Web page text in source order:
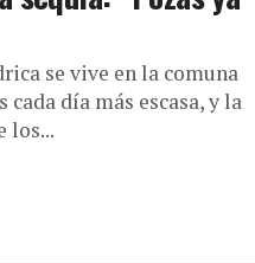
se vive en la comuna
cada día más escasa, y la
los...